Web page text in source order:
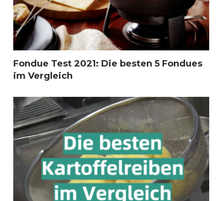
Fondue Test 2021: Die besten 5 Fondues
im Vergleich